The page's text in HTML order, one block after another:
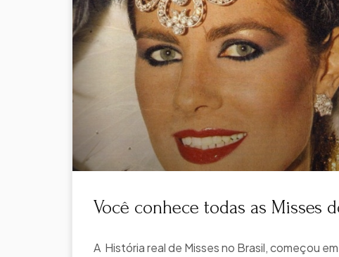
Você conhece todas as Misses
A História real de Misses no Brasil, começou